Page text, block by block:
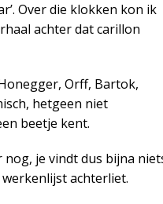
Over die klokken kon ik
achter dat carillon
Orff, Bartok,
hetgeen niet
beetje kent.
je vindt dus bijna
achterliet.